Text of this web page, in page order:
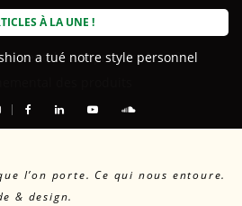
À LA UNE !
a tué notre style personnel
l’on porte. Ce qui nous entoure.
& design.